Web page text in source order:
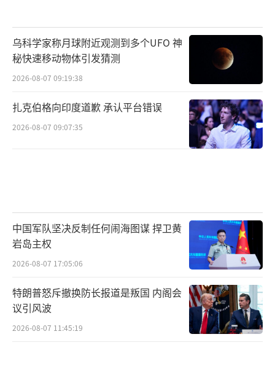
乌科学家称月球附近观测到多个UFO 神
秘快速移动物体引发猜测
2026-08-07 09:19:38
扎克伯格向印度道歉 承认平台错误
2026-08-07 09:07:35
中国军队坚决反制任何闹海图谋 捍卫黄
岩岛主权
2026-08-07 17:05:06
特朗普怒斥撤换防长报道是叛国 内阁会
议引风波
2026-08-07 11:45:19